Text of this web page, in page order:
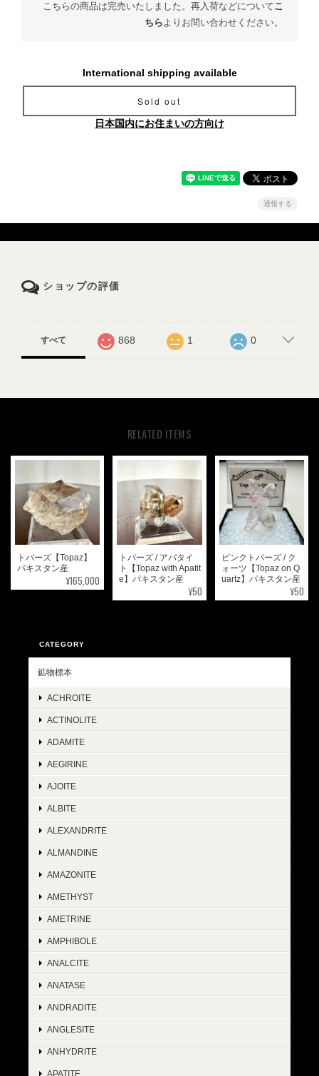
こちらの商品は完売いたしました。再入荷などについてこ
ちらよりお問い合わせください。
International shipping available
Sold out
日本国内にお住まいの方向け
通報する
ショップの評価
すべて 868 1 0
RELATED ITEMS
トパーズ【Topaz】
パキスタン産
¥165,000
トパーズ / アパタイ
ト【Topaz with Apatit
e】パキスタン産
¥50
ピンクトパーズ / ク
ォーツ【Topaz on Q
uartz】パキスタン産
¥50
CATEGORY
鉱物標本
ACHROITE
ACTINOLITE
ADAMITE
AEGIRINE
AJOITE
ALBITE
ALEXANDRITE
ALMANDINE
AMAZONITE
AMETHYST
AMETRINE
AMPHIBOLE
ANALCITE
ANATASE
ANDRADITE
ANGLESITE
ANHYDRITE
APATITE